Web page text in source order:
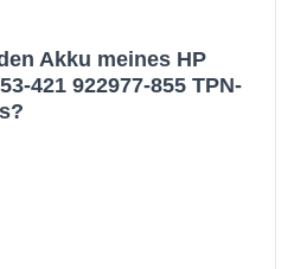
Akku meines HP
421 922977-855 TPN-